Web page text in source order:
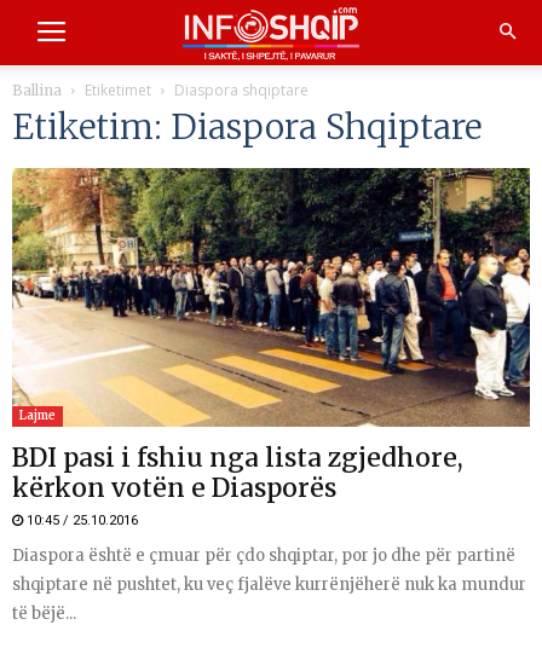
Ballina Etiketimet Diaspora shqiptare
Etiketim: Diaspora Shqiptare
Lajme
BDI pasi i fshiu nga lista zgjedhore,
kërkon votën e Diasporës
10:45 / 25.10.2016
Diaspora është e çmuar për çdo shqiptar, por jo dhe për partinë
shqiptare në pushtet, ku veç fjalëve kurrënjëherë nuk ka mundur
të bëjë...